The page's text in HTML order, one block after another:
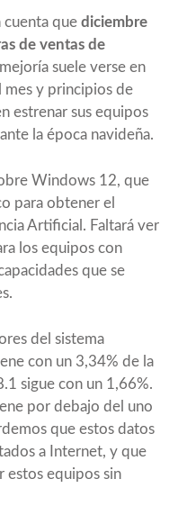
cuenta que diciembre
de ventas de
suele verse en
mes y principios de
estrenar sus equipos
la época navideña.
Windows 12, que
para obtener el
Artificial. Faltará ver
los equipos con
que se
del sistema
con un 3,34% de la
sigue con un 1,66%.
por debajo del uno
que estos datos
a Internet, y que
estos equipos sin